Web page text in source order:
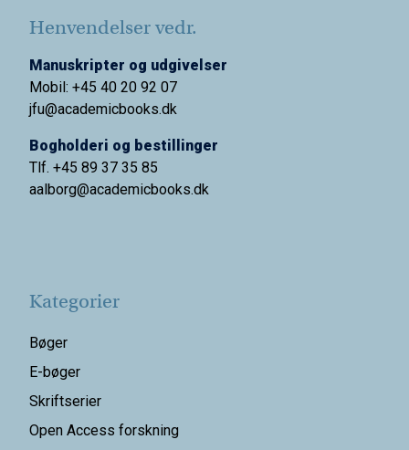
Henvendelser vedr.
Manuskripter og udgivelser
Mobil: +45 40 20 92 07
jfu@academicbooks.dk
Bogholderi og bestillinger
Tlf. +45 89 37 35 85
aalborg@academicbooks.dk
Kategorier
Bøger
E-bøger
Skriftserier
Open Access forskning